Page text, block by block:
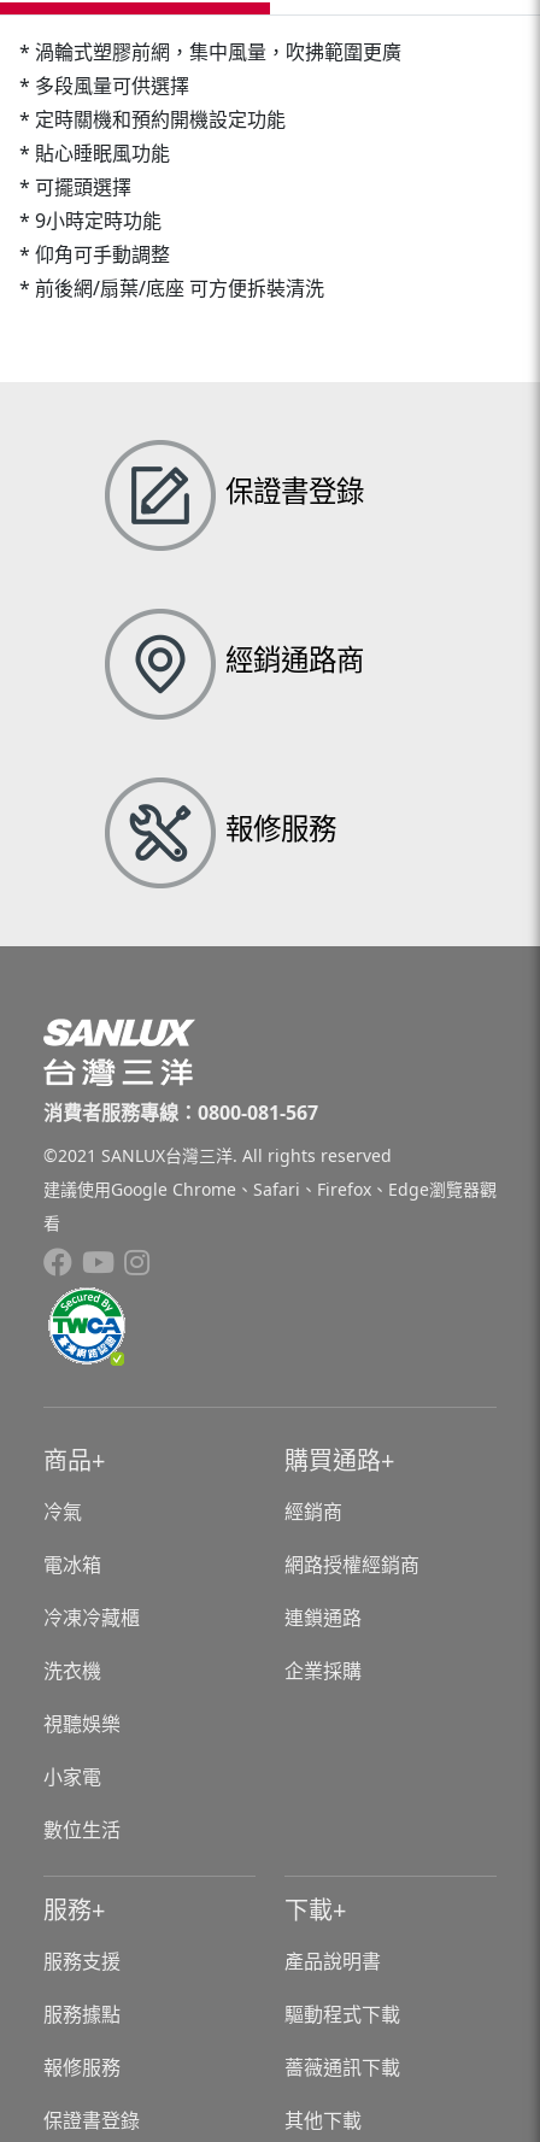
* 渦輪式塑膠前網，集中風量，吹拂範圍更廣
* 多段風量可供選擇
* 定時關機和預約開機設定功能
* 貼心睡眠風功能
* 可擺頭選擇
* 9小時定時功能
* 仰角可手動調整
* 前後網/扇葉/底座 可方便拆裝清洗
保證書登錄
經銷通路商
報修服務
消費者服務專線：0800-081-567
©2021 SANLUX台灣三洋. All rights reserved
建議使用Google Chrome、Safari、Firefox、Edge瀏覽器觀
看
商品
冷氣
電冰箱
冷凍冷藏櫃
洗衣機
視聽娛樂
小家電
數位生活
購買通路
經銷商
網路授權經銷商
連鎖通路
企業採購
服務
服務支援
服務據點
報修服務
保證書登錄
下載
產品說明書
驅動程式下載
薔薇通訊下載
其他下載